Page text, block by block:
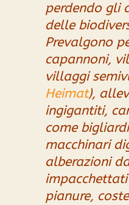
perdendo gli
delle
Prevalgono p
capannoni,
villaggi
Heimat),
ingigantiti,
come
macchinari
alberazioni
pianure,